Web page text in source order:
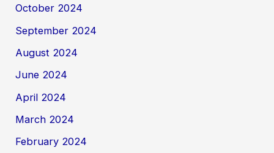
October 2024
September 2024
August 2024
June 2024
April 2024
March 2024
February 2024